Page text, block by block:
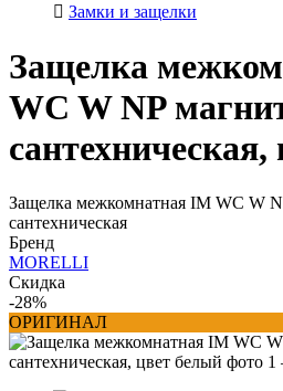
Замки и защелки
Защелка
WC W NP
Защелка межкомнатная IM WC W
сантехническая
Бренд
MORELLI
Скидка
-28%
ОРИГИНАЛ